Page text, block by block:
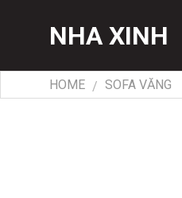
NHA XINH
HOME / SOFA VĂNG